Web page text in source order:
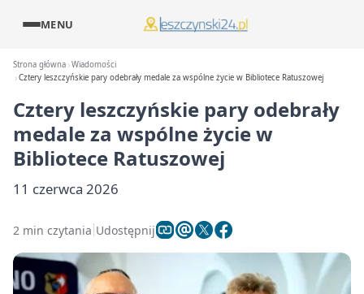
MENU
Strona główna Wiadomości
Cztery leszczyńskie pary odebrały medale za wspólne życie w Bibliotece Ratuszowej
Cztery leszczyńskie pary odebrały
medale za wspólne życie w
Bibliotece Ratuszowej
11 czerwca 2026
2 min czytania Udostępnij